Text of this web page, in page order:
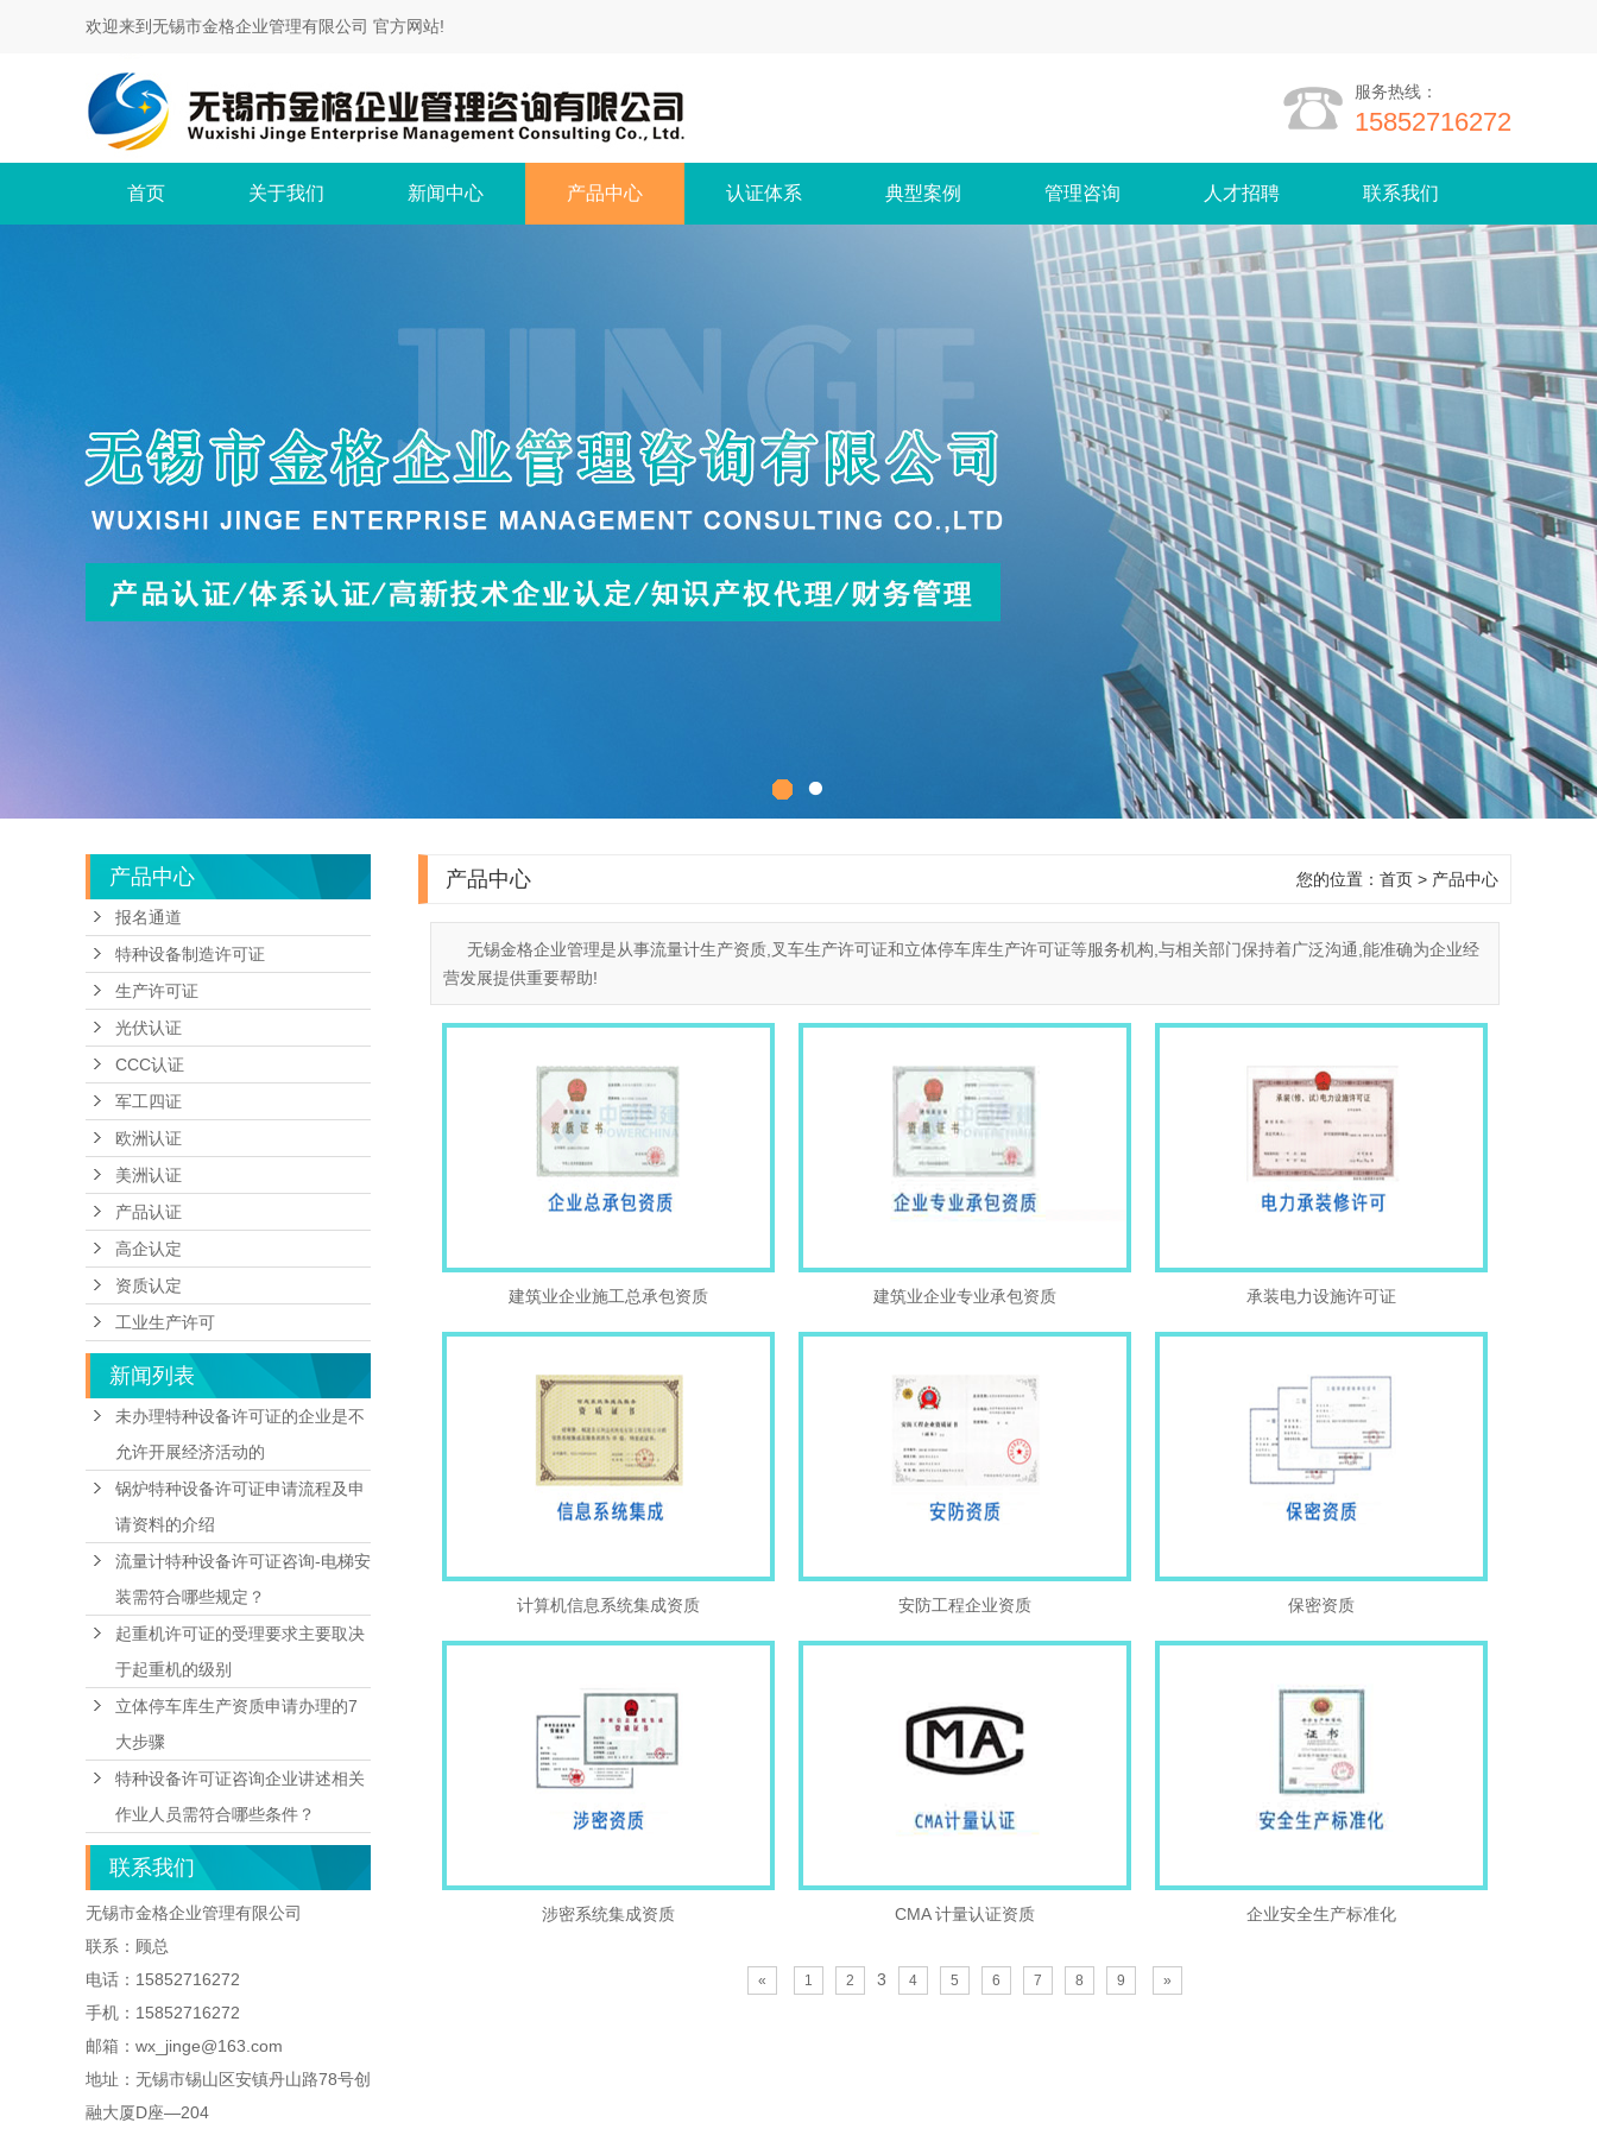
欢迎来到无锡市金格企业管理有限公司 官方网站!
服务热线：
15852716272
首页 关于我们 新闻中心 产品中心 认证体系 典型案例 管理咨询 人才招聘 联系我们
产品中心
报名通道
特种设备制造许可证
生产许可证
光伏认证
CCC认证
军工四证
欧洲认证
美洲认证
产品认证
高企认定
资质认定
工业生产许可
新闻列表
未办理特种设备许可证的企业是不
允许开展经济活动的
锅炉特种设备许可证申请流程及申
请资料的介绍
流量计特种设备许可证咨询-电梯安
装需符合哪些规定？
起重机许可证的受理要求主要取决
于起重机的级别
立体停车库生产资质申请办理的7
大步骤
特种设备许可证咨询企业讲述相关
作业人员需符合哪些条件？
联系我们
无锡市金格企业管理有限公司
联系：顾总
电话：15852716272
手机：15852716272
邮箱：wx_jinge@163.com
地址：无锡市锡山区安镇丹山路78号创
融大厦D座—204
产品中心 您的位置： 首页 > 产品中心
无锡金格企业管理是从事流量计生产资质,叉车生产许可证和立体停车库生产许可证等服务机构,与相关部门保持着广泛沟通,能准确为企业经
营发展提供重要帮助!
建筑业企业施工总承包资质 建筑业企业专业承包资质 承装电力设施许可证
计算机信息系统集成资质 安防工程企业资质 保密资质
涉密系统集成资质 CMA 计量认证资质 企业安全生产标准化
« 1 2 3 4 5 6 7 8 9 »